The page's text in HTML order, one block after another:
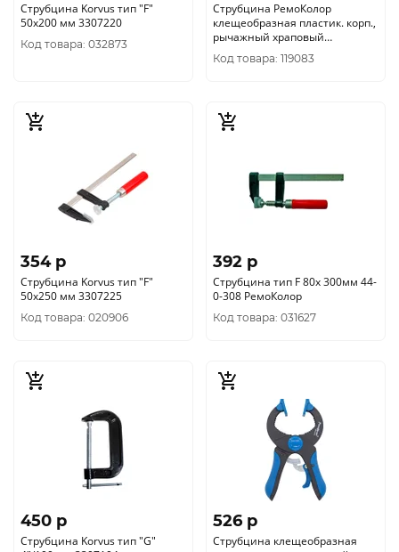
Струбцина Korvus тип "F"
50х200 мм 3307220
Код товара: 032873
Струбцина РемоКолор
клещеобразная пластик. корп.,
рычажный храповый
механизм, 6"/150, (шт.) 44-2-
015
Код товара: 119083
354 p
Струбцина Korvus тип "F"
50х250 мм 3307225
Код товара: 020906
392 p
Струбцина тип F 80х 300мм 44-
0-308 РемоКолор
Код товара: 031627
450 p
Струбцина Korvus тип "G"
526 p
Струбцина клещеобразная